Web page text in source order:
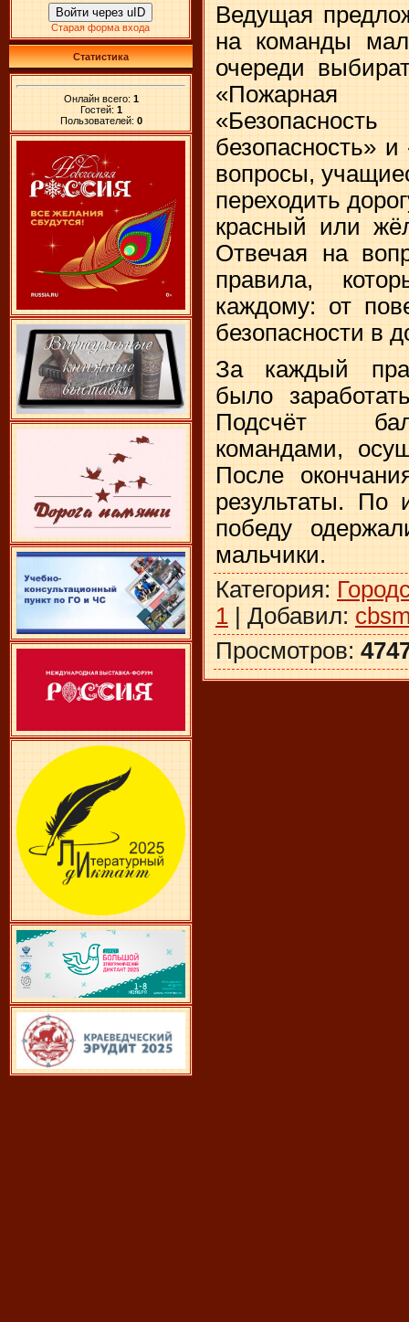
Войти через uID
Старая форма входа
Статистика
Онлайн всего: 1
Гостей: 1
Пользователей: 0
Ведущая
на команды
очереди
«Пожарная
безопасность»
вопросы,
переходить
красный или
Отвечая на
правила,
каждому: от
безопасности в
За каждый
было
Подсчёт
командами,
После
результаты. По
победу
мальчики.
Категория:
1 | Добавил:
Просмотров: